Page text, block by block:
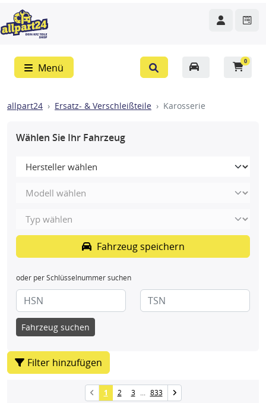
Menü
0
allpart24 Ersatz- & Verschleißteile Karosserie
Wählen Sie Ihr Fahrzeug
Fahrzeug speichern
oder per Schlüsselnummer suchen
Fahrzeug suchen
Filter hinzufügen
1 2 3 ... 833